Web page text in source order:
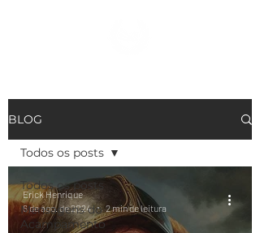
BLOG
Todos os posts
Mensagens do
Acampamento
Todos os posts
Erick Henrique
6 de ago. de 2024
2 min de leitura